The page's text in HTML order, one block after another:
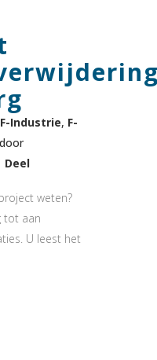
F-Industrie, F-
door
Deel
weten?
tot aan
U leest het